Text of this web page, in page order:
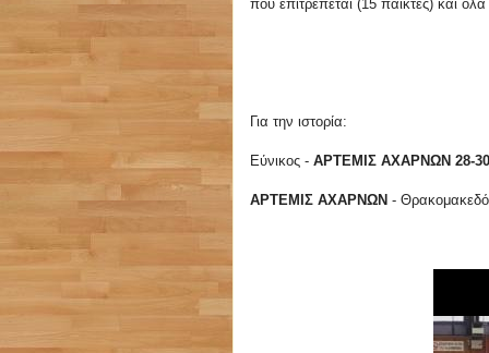
που επιτρέπεται (15 παίκτες) και
Για την ιστορία:
Εύνικος - ΑΡΤΕΜΙΣ ΑΧΑΡΝΩΝ 28-30
ΑΡΤΕΜΙΣ ΑΧΑΡΝΩΝ -